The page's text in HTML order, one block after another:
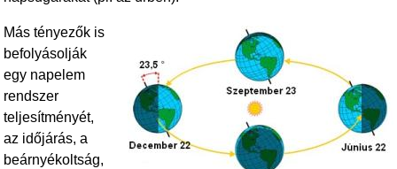
Más tényezők is
befolyásolják
egy napelem
rendszer
teljesítményét,
az időjárás, a
beárnyékoltság,